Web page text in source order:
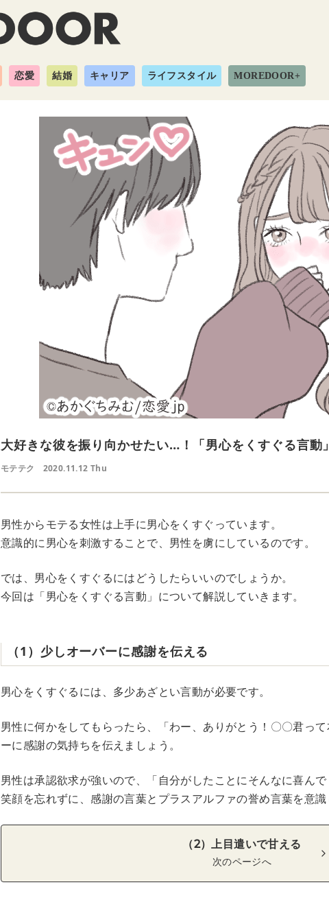
恋愛 結婚 キャリア ライフスタイル MOREDOOR+
大好きな彼を振り向かせたい…！「男心をくすぐる言動
モテテク 2020.11.12 Thu
男性からモテる女性は上手に男心をくすぐっています。
意識的に男心を刺激することで、男性を虜にしているのです。
では、男心をくすぐるにはどうしたらいいのでしょうか。
今回は「男心をくすぐる言動」について解説していきます。
（1）少しオーバーに感謝を伝える
男心をくすぐるには、多少あざとい言動が必要です。
男性に何かをしてもらったら、「わー、ありがとう！〇〇君っ
ーに感謝の気持ちを伝えましょう。
男性は承認欲求が強いので、「自分がしたことにそんなに喜んで
笑顔を忘れずに、感謝の言葉とプラスアルファの誉め言葉を意識
（2）上目遣いで甘える
次のページへ